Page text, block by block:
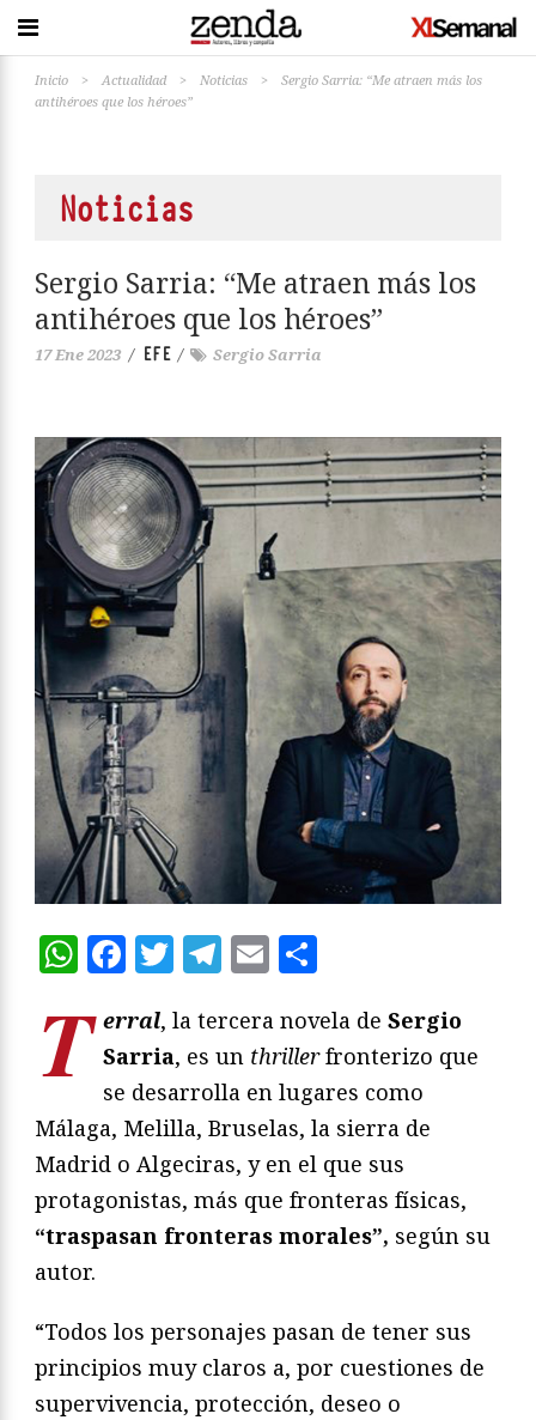
Inicio > Actualidad > Noticias >
Sergio Sarria: “Me atraen más los
antihéroes que los héroes”
Noticias
Sergio Sarria: “Me atraen más los
antihéroes que los héroes”
17 Ene 2023 / EFE / Sergio Sarria
WhatsApp
Facebook
Twitter
Telegram
Email
T erral, la tercera novela de Sergio
Sarria, es un thrillerfronterizo que
se desarrolla en lugares como
Málaga, Melilla, Bruselas, la sierra de
Madrid o Algeciras, y en el que sus
protagonistas, más que fronteras físicas,
“traspasan fronteras morales”, según su
autor.
“Todos los personajes pasan de tener sus
principios muy claros a, por cuestiones de
supervivencia, protección, deseo o